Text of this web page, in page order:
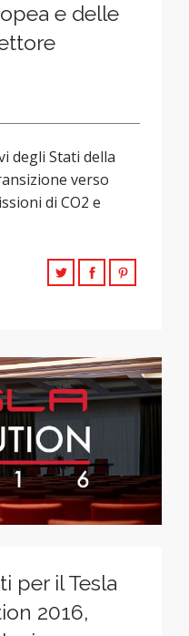
e delle
degli Stati della
verso
di CO2 e
per il Tesla
2016,